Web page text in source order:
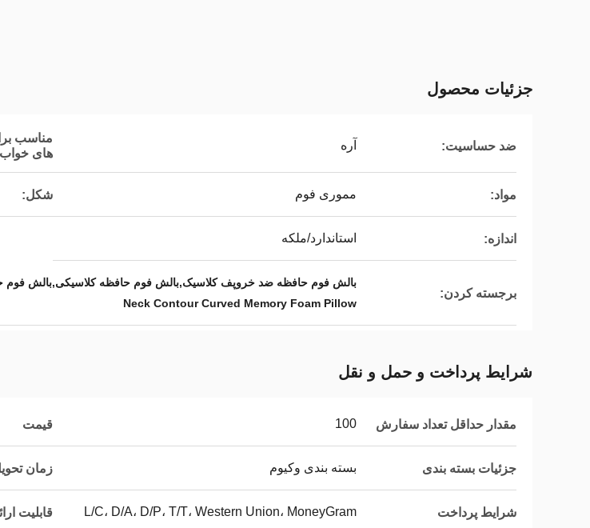
جزئیات محصول
ضد حساسیت: آره
مناسب
های
مواد: مموری فوم شکل:
اندازه: استاندارد/ملکه
برجسته کردن:
بالش فوم حافظه ضد خروپف کلاسیک,بالش فوم حافظه کلاسیکی,بالش فوم
Neck Contour Curved Memory Foam Pillow
شرایط پرداخت و حمل و نقل
مقدار حداقل تعداد سفارش 100 قیمت
جزئیات بسته بندی بسته بندی وکیوم زمان
شرایط پرداخت L/C، D/A، D/P، T/T، Western Union، MoneyGram قابلیت